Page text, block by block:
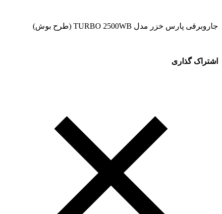
جاروبرقی پارس خزر مدل TURBO 2500WB (طرح بوش)
اشتراک گذاری